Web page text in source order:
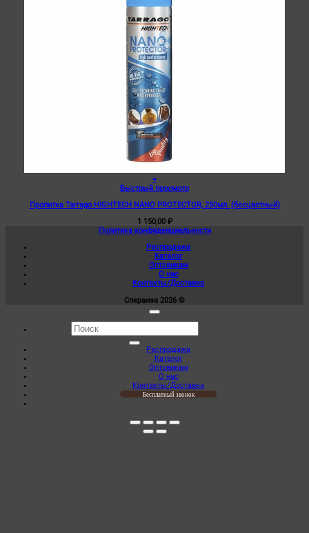
+
Быстрый просмотр
Пропитка Tarrago HIGHTECH NANO PROTECTOR, 250мл. (бесцветный)
1 150,00 ₽
Политика конфиденциальности
Распродажа
Каталог
Оптовикам
О нас
Контакты/Доставка
Сперанза 2026 ©
Искать:
Распродажа
Каталог
Оптовикам
О нас
Контакты/Доставка
Бесплатный звонок